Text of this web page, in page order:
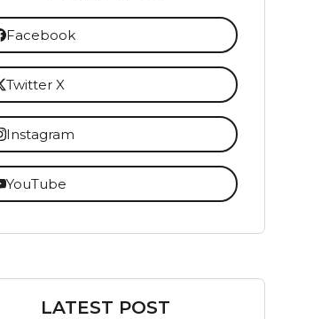
Facebook
Twitter X
Instagram
YouTube
LATEST POST